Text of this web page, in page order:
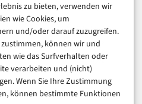
zu bieten, verwenden wir
wie Cookies, um
und/oder darauf zuzugreifen.
können wir und
wie das Surfverhalten oder
verarbeiten und (nicht)
Wenn Sie Ihre Zustimmung
können bestimmte Funktionen
gilt und welche
– akzeptiert werden.
festzuhalten: Der
eindeutig. GPAI-